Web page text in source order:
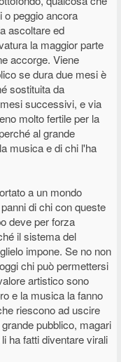
o peggio ancora
ascoltare ed
la maggior parte
accorge. Viene
se dura due mesi è
sostituita da
successivi, e via
molto fertile per la
al grande
musica e di chi l'ha
a un mondo
di chi con queste
deve per forza
il sistema del
impone. Se no non
chi può permettersi
artistico sono
e la musica la fanno
riescono ad uscire
pubblico, magari
ha fatti diventare virali